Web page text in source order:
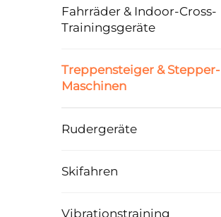
Fahrräder & Indoor-Cross-
Trainingsgeräte
Treppensteiger & Stepper-
Maschinen
Rudergeräte
Skifahren
Vibrationstraining